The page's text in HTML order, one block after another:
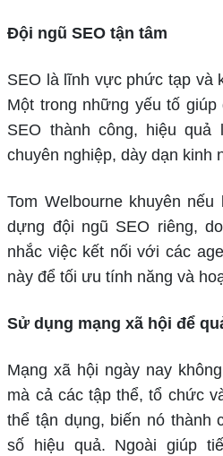
Đội ngũ SEO tận tâm
SEO là lĩnh vực phức tạp và
Một trong những yếu tố giúp
SEO thành công, hiệu
chuyên nghiệp, dày dạn kinh
Tom Welbourne khuyên
dựng đội ngũ SEO riêng,
nhắc việc kết nối với các
này để tối ưu tính năng và
Sử dụng mạng xã hội để
Mạng xã hội ngày nay
mà cả các tập thể, tổ chức
thể tận dụng, biến nó thành
số hiệu quả. Ngoài giúp